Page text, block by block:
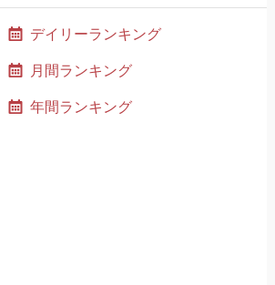
デイリーランキング
月間ランキング
年間ランキング